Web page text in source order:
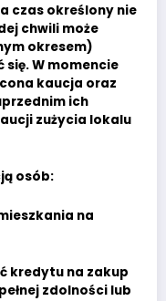
czas określony nie
chwili może
okresem)
W momencie
kaucja oraz
ich
zużycia lokalu
osób:
na
kredytu na zakup
zdolności lub